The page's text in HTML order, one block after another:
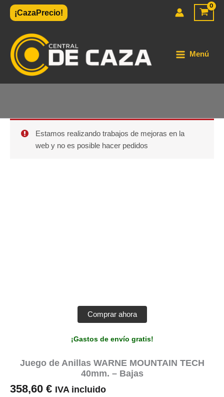
¡CazaPrecio!
Menú
Estamos realizando trabajos de mejoras en la
web y no es posible hacer pedidos
Comprar ahora
¡Gastos de envío gratis!
Juego de Anillas WARNE MOUNTAIN TECH
40mm. – Bajas
358,60 € IVA incluido